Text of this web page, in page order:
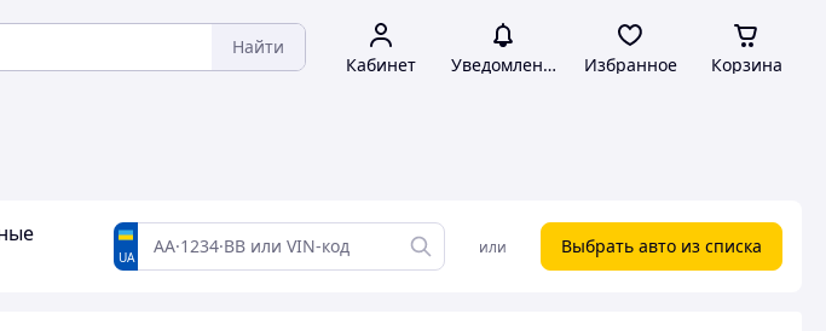
Найти
Кабинет Уведомления Избранное Корзина
UA или Выбрать авто из списка